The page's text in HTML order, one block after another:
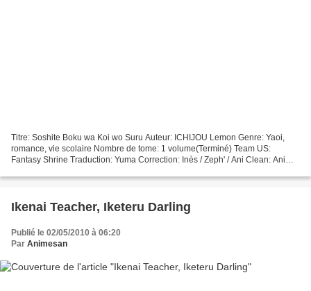
Titre: Soshite Boku wa Koi wo Suru Auteur: ICHIJOU Lemon Genre: Yaoi,
romance, vie scolaire Nombre de tome: 1 volume(Terminé) Team US:
Fantasy Shrine Traduction: Yuma Correction: Inès / Zeph' / Ani Clean: Ani
Ikenai Teacher, Iketeru Darling
Publié le 02/05/2010 à 06:20
Par Animesan